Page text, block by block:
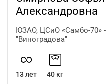
Александровна
ЮЗАО, ЦСиО «Самбо-70» -
"Виноградова"
13 лет 40 кг